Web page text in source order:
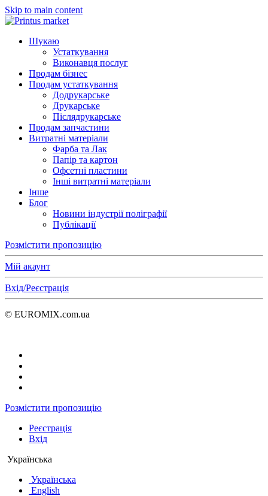
Skip to main content
Шукаю
Устаткування
Виконавця послуг
Продам бізнес
Продам устаткування
Додрукарське
Друкарське
Післядрукарське
Продам запчастини
Витратні матеріали
Фарба та Лак
Папір та картон
Офсетні пластини
Інші витратні матеріали
Інше
Блог
Новини індустрії поліграфії
Публікації
Розмістити пропозицію
Мій акаунт
Вхід/Реєстрація
© EUROMIX.com.ua
Розмістити пропозицію
Реєстрація
Вхід
Українська
Українська
English